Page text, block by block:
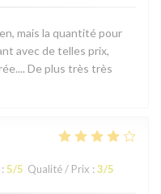
mais la quantité pour
avec de telles prix,
De plus très très
: 5/5 Qualité / Prix : 3/5